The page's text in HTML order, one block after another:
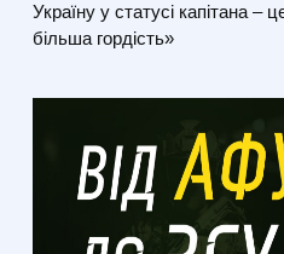
Україну у статусі капітана –
більша гордість»